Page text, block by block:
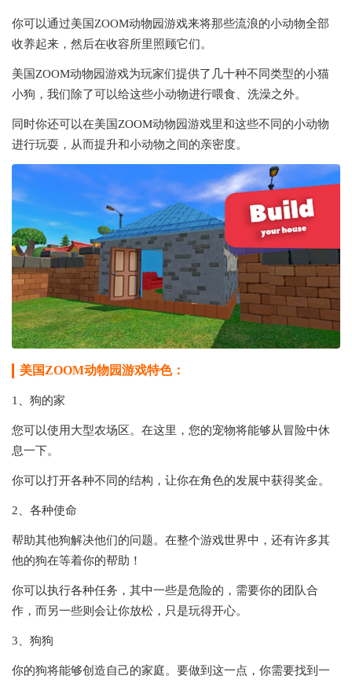
你可以通过美国ZOOM动物园游戏来将那些流浪的小动物全部
收养起来，然后在收容所里照顾它们。
美国ZOOM动物园游戏为玩家们提供了几十种不同类型的小猫
小狗，我们除了可以给这些小动物进行喂食、洗澡之外。
同时你还可以在美国ZOOM动物园游戏里和这些不同的小动物
进行玩耍，从而提升和小动物之间的亲密度。
美国ZOOM动物园游戏特色：
1、狗的家
您可以使用大型农场区。在这里，您的宠物将能够从冒险中休
息一下。
你可以打开各种不同的结构，让你在角色的发展中获得奖金。
2、各种使命
帮助其他狗解决他们的问题。在整个游戏世界中，还有许多其
他的狗在等着你的帮助！
你可以执行各种任务，其中一些是危险的，需要你的团队合
作，而另一些则会让你放松，只是玩得开心。
3、狗狗
你的狗将能够创造自己的家庭。要做到这一点，你需要找到一